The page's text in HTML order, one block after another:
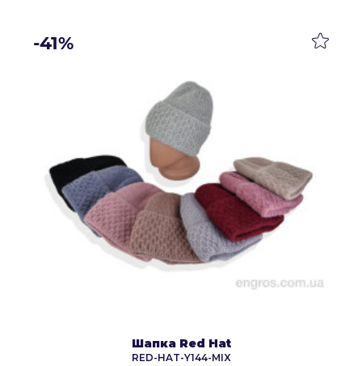
-41%
Шапка Red Hat
RED-HAT-Y144-MIX